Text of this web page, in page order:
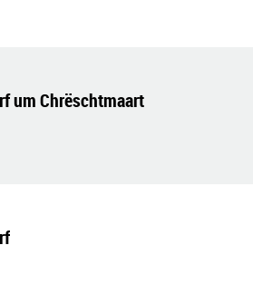
um Chrëschtmaart